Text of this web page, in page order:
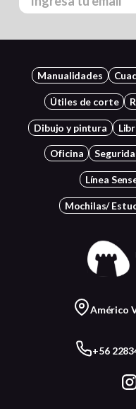
Manualidades
Útiles de corte
Dibujo y pintura
Oficina
Línea
Mochilas/
Américo
+56